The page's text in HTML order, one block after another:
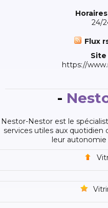
24/
Flux
https://
-
Nestor-Nestor est le
services utiles aux quotidien
leur